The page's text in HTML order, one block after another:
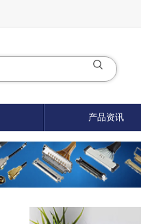
产品资讯